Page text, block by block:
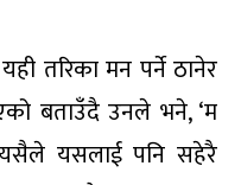
तरिका मन पर्ने ठानेर
बताउँदै उनले भने, ‘म
यसलाई पनि सहेरै